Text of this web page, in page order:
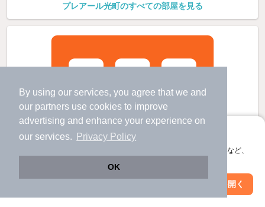
By using our services, you agree that we and
our partners use cookies to improve
advertising and enhance your experience on
our services.
Privacy Policy
OK
アプリに切り替えて、サクサクお部屋探し
会員登録なしですぐ使える。マップ検索やお気に入り保存など、
アプリを開く
プレアール光町のすべての部屋を見る
絞り込み条件を変更